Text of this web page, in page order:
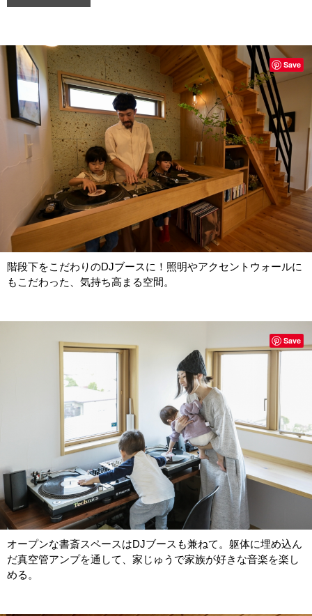
階段下をこだわりのDJブースに！照明やアクセントウォールに
もこだわった、気持ち高まる空間。
Save
オープンな書斎スペースはDJブースも兼ねて。躯体に埋め込ん
だ真空管アンプを通して、家じゅうで家族が好きな音楽を楽し
める。
Save